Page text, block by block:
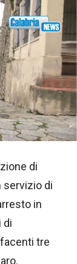
di
servizio di
in
di
tre